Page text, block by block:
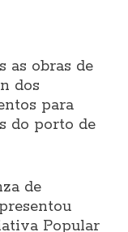
as obras de
dos
para
do porto de
de
Popular